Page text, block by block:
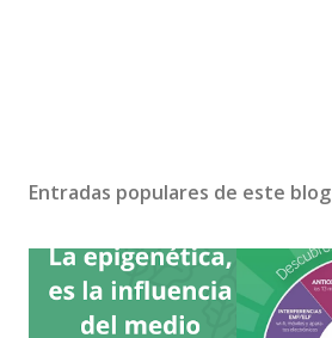
Entradas populares de este blog